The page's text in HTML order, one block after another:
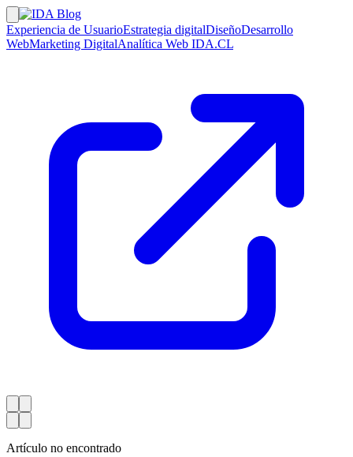
Experiencia de UsuarioEstrategia digitalDiseñoDesarrollo
WebMarketing DigitalAnalítica Web IDA.CL
Artículo no encontrado